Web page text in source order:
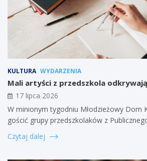
KULTURA WYDARZENIA
Mali artyści z przedszkola
17 lipca 2026
W minionym tygodniu Młodzieżowy Dom
gościć grupy przedszkolaków z
Czytaj dalej